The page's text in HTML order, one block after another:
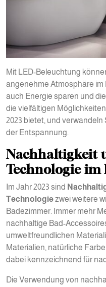
Mit LED-Beleuchtung
angenehme Atmosphäre im
auch Energie sparen und
die vielfältigen
2023 bietet, und verwandeln
der Entspannung.
Nachhaltigkeit
Technologie im
Im Jahr 2023 sind
Technologiezwei weitere
Badezimmer. Immer mehr
nachhaltige Bad-
umweltfreundlichen
Materialien, natürliche
dabei kennzeichnend für
Die Verwendung von